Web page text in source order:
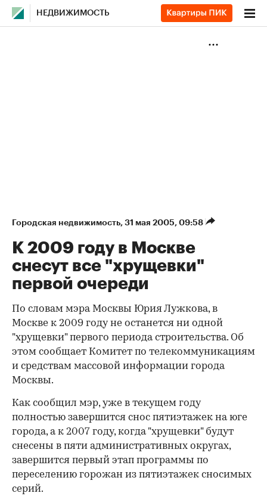
НЕДВИЖИМОСТЬ
Городская недвижимость⁠, 31 мая 2005, 09:58
К 2009 году в Москве
снесут все "хрущевки"
первой очереди
По словам мэра Москвы Юрия Лужкова, в
Москве к 2009 году не останется ни одной
"хрущевки" первого периода строительства. Об
этом сообщает Комитет по телекоммуникациям
и средствам массовой информации города
Москвы.
Как сообщил мэр, уже в текущем году
полностью завершится снос пятиэтажек на юге
города, а к 2007 году, когда "хрущевки" будут
снесены в пяти административных округах,
завершится первый этап программы по
переселению горожан из пятиэтажек сносимых
серий.